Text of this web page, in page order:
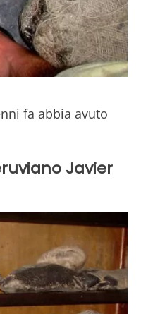
fa abbia avuto
Javier